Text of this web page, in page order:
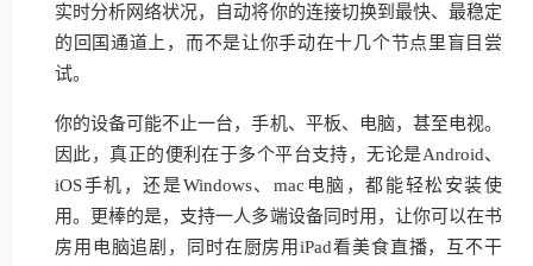
实时分析网络状况，自动将你的连接切换到最快、最稳定
的回国通道上，而不是让你手动在十几个节点里盲目尝
试。
你的设备可能不止一台，手机、平板、电脑，甚至电视。
因此，真正的便利在于多个平台支持，无论是Android、
iOS手机，还是Windows、mac电脑，都能轻松安装使
用。更棒的是，支持一人多端设备同时用，让你可以在书
房用电脑追剧，同时在厨房用iPad看美食直播，互不干